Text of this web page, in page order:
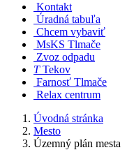
Kontakt
Úradná tabuľa
Chcem vybaviť
MsKS Tlmače
Zvoz odpadu
T Tekov
Farnosť Tlmače
Relax centrum
Úvodná stránka
Mesto
Územný plán mesta